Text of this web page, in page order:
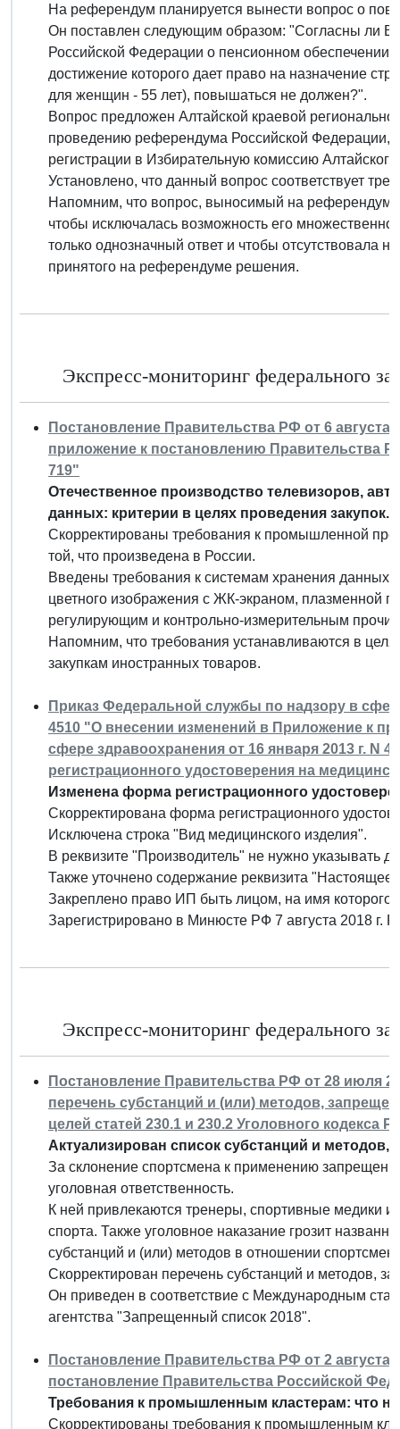
На референдум планируется вынести вопрос о
Он поставлен следующим образом: "Согласны ли
Российской Федерации о пенсионном обеспечении
достижение которого дает право на назначение
для женщин - 55 лет), повышаться не должен?".
Вопрос предложен Алтайской краевой
проведению референдума Российской Федерации,
регистрации в Избирательную комиссию Алтайского
Установлено, что данный вопрос соответствует
Напомним, что вопрос, выносимый на
чтобы исключалась возможность его
только однозначный ответ и чтобы отсутствовала
принятого на референдуме решения.
Экспресс-мониторинг федерального
Постановление Правительства РФ от 6 августа
приложение к постановлению Правительства
719"
Отечественное производство телевизоров,
данных: критерии в целях проведения закупок.
Скорректированы требования к промышленной
той, что произведена в России.
Введены требования к системам хранения
цветного изображения с ЖК-экраном, плазменной
регулирующим и контрольно-измерительным
Напомним, что требования устанавливаются в
закупкам иностранных товаров.
Приказ Федеральной службы по надзору в
4510 "О внесении изменений в Приложение к
сфере здравоохранения от 16 января 2013 г.
регистрационного удостоверения на
Изменена форма регистрационного
Скорректирована форма регистрационного
Исключена строка "Вид медицинского изделия".
В реквизите "Производитель" не нужно указывать
Также уточнено содержание реквизита
Закреплено право ИП быть лицом, на имя которого
Зарегистрировано в Минюсте РФ 7 августа 2018 г.
Экспресс-мониторинг федерального
Постановление Правительства РФ от 28 июля
перечень субстанций и (или) методов,
целей статей 230.1 и 230.2 Уголовного кодекса
Актуализирован список субстанций и методов,
За склонение спортсмена к применению
уголовная ответственность.
К ней привлекаются тренеры, спортивные медики
спорта. Также уголовное наказание грозит
субстанций и (или) методов в отношении
Скорректирован перечень субстанций и методов,
Он приведен в соответствие с Международным
агентства "Запрещенный список 2018".
Постановление Правительства РФ от 2 августа
постановление Правительства Российской
Требования к промышленным кластерам: что
Скорректированы требования к промышленным